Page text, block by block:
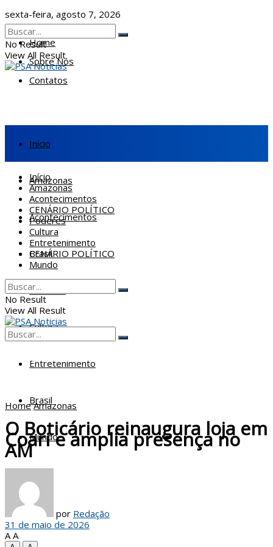
sexta-feira, agosto 7, 2026
Home
Sobre Nós
Contatos
No Result
View All Result
Início
Amazonas
Acontecimentos
CENÁRIO POLÍTICO
Poderes
Cultura
Entretenimento
Brasil
Mundo
Início
Amazonas
Acontecimentos
CENÁRIO POLÍTICO
Poderes
Cultura
Entretenimento
Brasil
Mundo
No Result
View All Result
View All Result
Home Amazonas
O Boticário reinaugura loja em
Coari e amplia presença no
AM
por Redação
31 de maio de 2026
A A